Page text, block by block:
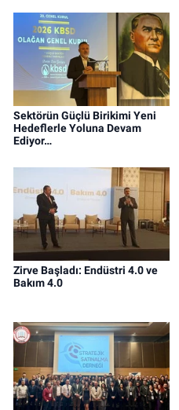
Sektörün Güçlü Birikimi Yeni
Hedeflerle Yoluna Devam
Ediyor…
Zirve Başladı: Endüstri 4.0 ve
Bakım 4.0